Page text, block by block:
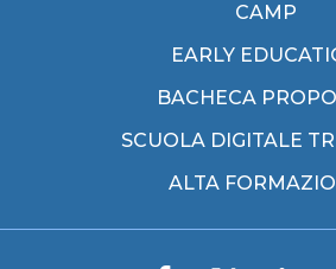
CAMP
EARLY
BACHECA
SCUOLA DIGITALE
ALTA